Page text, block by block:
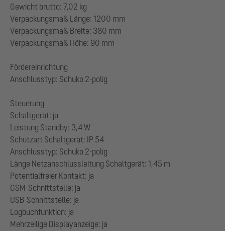
Gewicht brutto: 7,02 kg
Verpackungsmaß Länge: 1200 mm
Verpackungsmaß Breite: 380 mm
Verpackungsmaß Höhe: 90 mm
Fördereinrichtung
Anschlusstyp: Schuko 2-polig
Steuerung
Schaltgerät: ja
Leistung Standby: 3,4 W
Schutzart Schaltgerät: IP 54
Anschlusstyp: Schuko 2-polig
Länge Netzanschlussleitung Schaltgerät: 1,45 m
Potentialfreier Kontakt: ja
GSM-Schnittstelle: ja
USB-Schnittstelle: ja
Logbuchfunktion: ja
Mehrzeilige Displayanzeige: ja